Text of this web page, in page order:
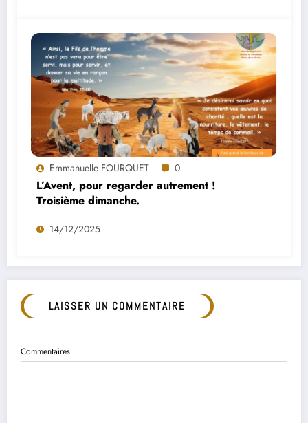
Emmanuelle FOURQUET 0
L’Avent, pour regarder autrement !
Troisième dimanche.
14/12/2025
LAISSER UN COMMENTAIRE
Commentaires